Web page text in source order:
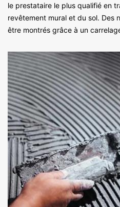
le prestataire le plus qualifié en
revêtement mural et du sol. Des
être montrés grâce à un